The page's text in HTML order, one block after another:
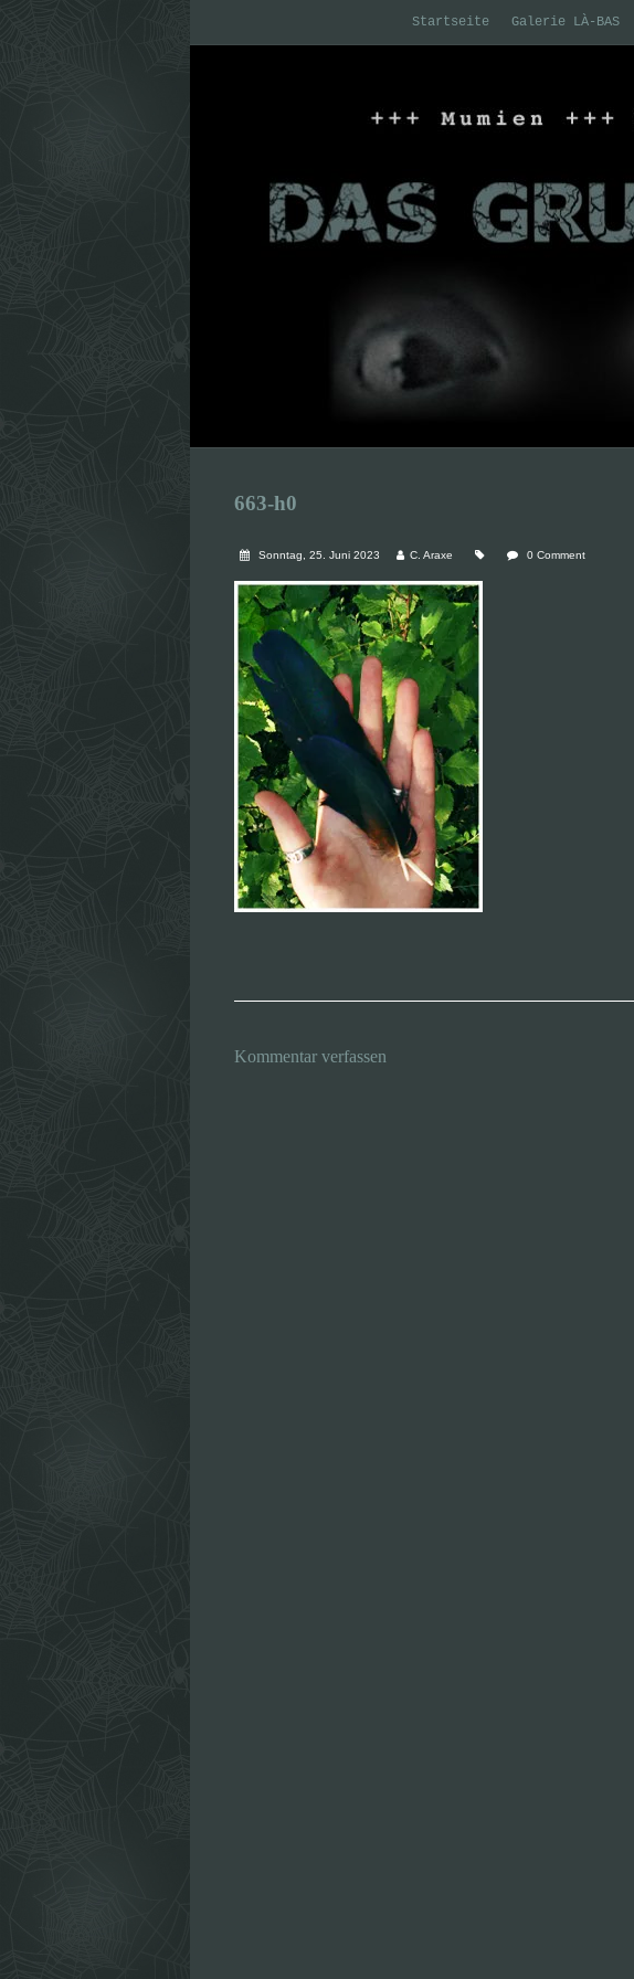
Startseite Galerie LÀ-BAS
663-h0
Sonntag, 25. Juni 2023 C. Araxe 0 Comment
Kommentar verfassen